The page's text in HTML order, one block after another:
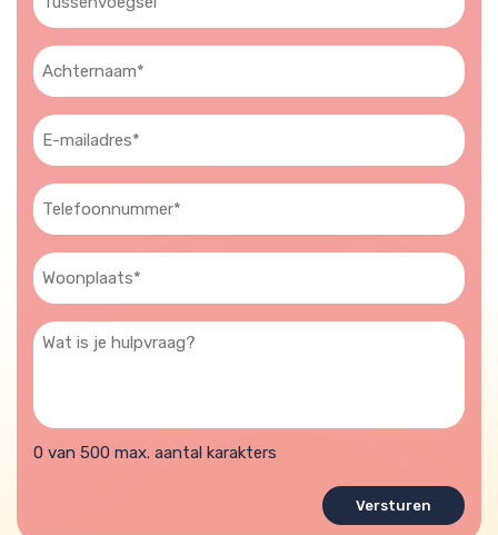
Achternaam
(Vereist)
E-
mailadres
(Vereist)
Telefoon
(Vereist)
Woonplaats
(Vereist)
Wat
hulpvraag?
0 van 500 max. aantal karakters